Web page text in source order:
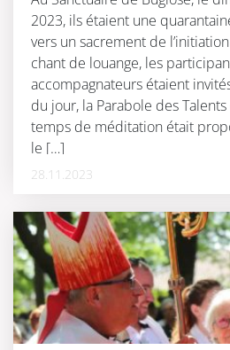
2023, ils étaient une
vers un sacrement de
chant de louange, les
accompagnateurs étaient
du jour, la Parabole des
temps de méditation était
le […]
28.11.2023